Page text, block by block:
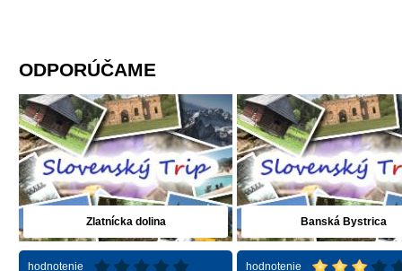
ODPORÚČAME
Zlatnícka dolina
hodnotenie
Banská Bystrica
hodnotenie